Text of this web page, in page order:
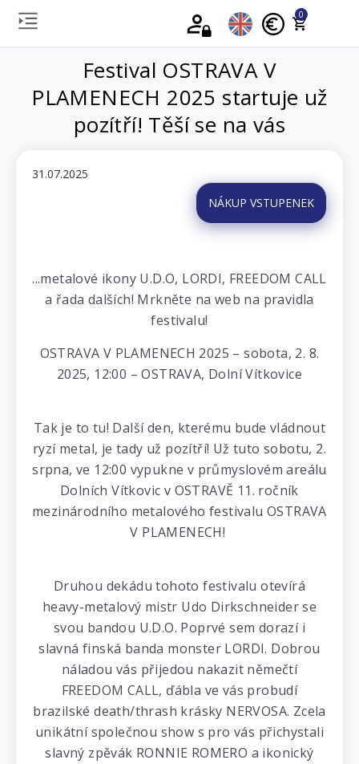
0
Festival OSTRAVA V
PLAMENECH 2025 startuje už
pozítří! Těší se na vás
31.07.2025
NÁKUP VSTUPENEK
...metalové ikony U.D.O, LORDI, FREEDOM CALL
a řada dalších! Mrkněte na web na pravidla
festivalu!
OSTRAVA V PLAMENECH 2025 – sobota, 2. 8.
2025, 12:00 – OSTRAVA, Dolní Vítkovice
Tak je to tu! Další den, kterému bude vládnout
ryzí metal, je tady už pozítří! Už tuto sobotu, 2.
srpna, ve 12:00 vypukne v průmyslovém areálu
Dolních Vítkovic v OSTRAVĚ 11. ročník
mezinárodního metalového festivalu OSTRAVA
V PLAMENECH!
Druhou dekádu tohoto festivalu otevírá
heavy-metalový mistr Udo Dirkschneider se
svou bandou U.D.O. Poprvé sem dorazí i
slavná finská banda monster LORDI. Dobrou
náladou vás přijedou nakazit němečtí
FREEDOM CALL, ďábla ve vás probudí
brazilské death/thrash krásky NERVOSA. Zcela
unikátní společnou show s pro vás přichystali
slavný zpěvák RONNIE ROMERO a ikonický